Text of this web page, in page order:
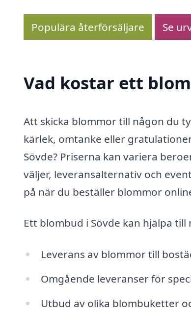
Populära återförsäljare Se
Vad kostar ett
Att skicka blommor till någon du
kärlek, omtanke eller
Sövde? Priserna kan variera
väljer, leveransalternativ och
på när du beställer blommor
Ett blombud i Sövde kan hjälpa
Leverans av blommor till
Omgående leveranser för
Utbud av olika blombuketter